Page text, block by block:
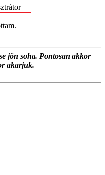
jön soha. Pontosan akkor
akarjuk.